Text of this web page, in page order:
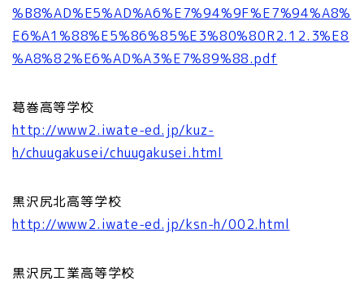
%B8%AD%E5%AD%A6%E7%94%9F%E7%94%A8%
E6%A1%88%E5%86%85%E3%80%80R2.12.3%E8
%A8%82%E6%AD%A3%E7%89%88.pdf
葛巻高等学校
http://www2.iwate-ed.jp/kuz-
h/chuugakusei/chuugakusei.html
黒沢尻北高等学校
http://www2.iwate-ed.jp/ksn-h/002.html
黒沢尻工業高等学校